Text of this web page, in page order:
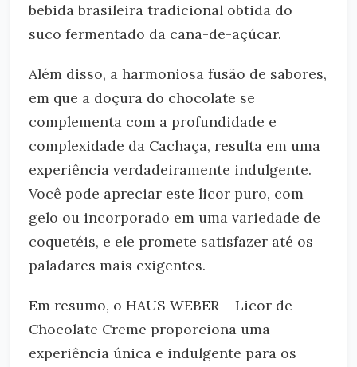
bebida brasileira tradicional obtida do
suco fermentado da cana-de-açúcar.
Além disso, a harmoniosa fusão de sabores,
em que a doçura do chocolate se
complementa com a profundidade e
complexidade da Cachaça, resulta em uma
experiência verdadeiramente indulgente.
Você pode apreciar este licor puro, com
gelo ou incorporado em uma variedade de
coquetéis, e ele promete satisfazer até os
paladares mais exigentes.
Em resumo, o HAUS WEBER – Licor de
Chocolate Creme proporciona uma
experiência única e indulgente para os